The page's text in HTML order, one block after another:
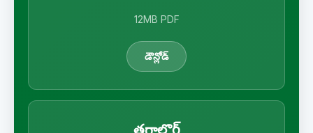
12MB PDF
డౌన్లోడ్
తగాలొగ్